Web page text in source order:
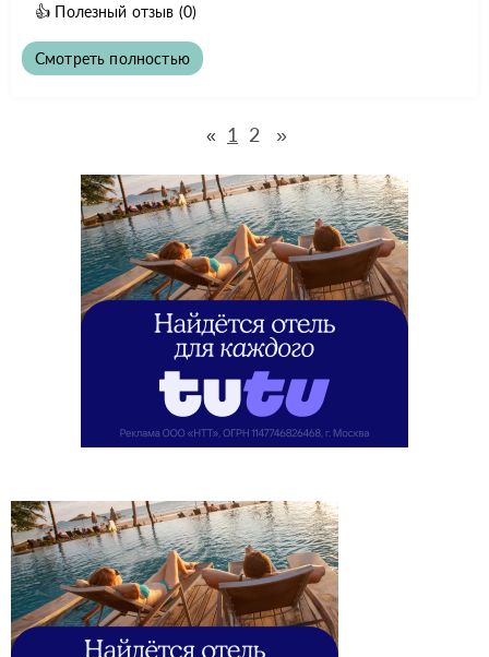
👍 Полезный отзыв (0)
Смотреть полностью
« 1 2 »